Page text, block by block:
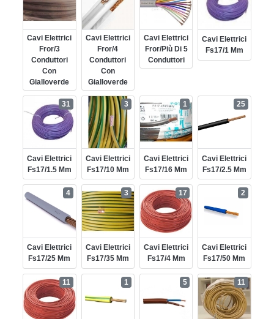
Cavi Elettrici
Fror/3
Conduttori
Con
Gialloverde
Cavi Elettrici
Fror/4
Conduttori
Con
Gialloverde
Cavi Elettrici
Fror/più Di 5
Conduttori
Cavi Elettrici
Fs17/1 Mm
Cavi Elettrici
Fs17/1.5 Mm
31
Cavi Elettrici
Fs17/10 Mm
3
Cavi Elettrici
Fs17/16 Mm
1
Cavi Elettrici
Fs17/2.5 Mm
25
Cavi Elettrici
Fs17/25 Mm
4
Cavi Elettrici
Fs17/35 Mm
3
Cavi Elettrici
Fs17/4 Mm
17
Cavi Elettrici
Fs17/50 Mm
2
11 1 5 11